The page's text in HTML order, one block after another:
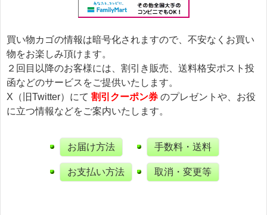
買い物カゴの情報は暗号化されますので、不安なくお買い
物をお楽しみ頂けます。
２回目以降のお客様には、割引き販売、送料格安ポスト投
函などのサービスをご提供いたします。
X（旧Twitter）にて 割引クーポン券 のプレゼントや、お役
に立つ情報などをご案内いたします。
お届け方法
お支払い方法
手数料・送料
取消・変更等